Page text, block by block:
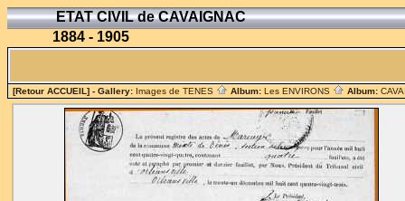
ETAT CIVIL de CAVAIGNAC
1884 - 1905
[Retour ACCUEIL] - Gallery: Images de TENES Album: Les ENVIRONS Album: